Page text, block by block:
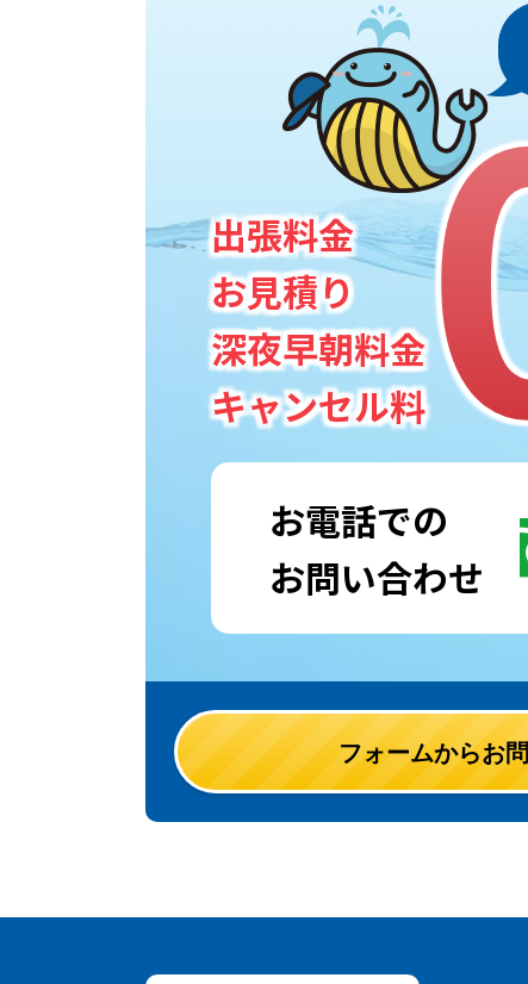
出張料金
お見積り
深夜早朝料金
キャンセル料
お電話での
お問い合わせ
フォームからお